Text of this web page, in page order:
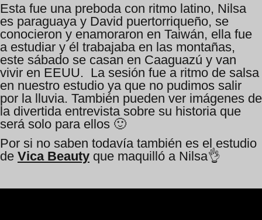
Esta fue una preboda con ritmo latino, Nilsa
es paraguaya y David puertorriqueño, se
conocieron y enamoraron en Taiwán, ella fue
a estudiar y él trabajaba en las montañas,
este sábado se casan en Caaguazú y van
vivir en EEUU. La sesión fue a ritmo de salsa
en nuestro estudio ya que no pudimos salir
por la lluvia. También pueden ver imágenes de
la divertida entrevista sobre su historia que
será solo para ellos 🙂
Por si no saben todavía también es el estudio
de Vica Beauty que maquilló a Nilsa👌